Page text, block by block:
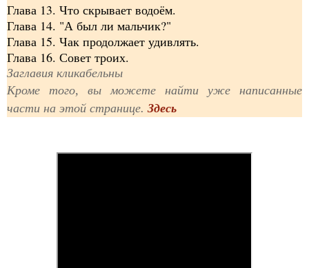
Глава 13. Что скрывает водоём.
Глава 14. "А был ли мальчик?"
Глава 15. Чак продолжает удивлять.
Глава 16. Совет троих.
Заглавия кликабельны
Кроме того, вы можете найти уже написанные
части на этой странице. Здесь